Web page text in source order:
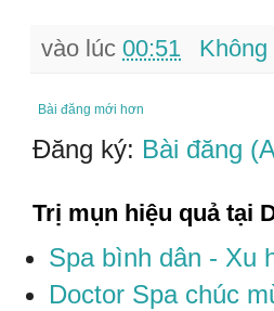
vào lúc 00:51 Không
Bài đăng mới hơn
Đăng ký: Bài đăng
Trị mụn hiệu quả tại
Spa bình dân - Xu
Doctor Spa chúc